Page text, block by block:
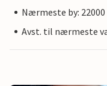
Nærmeste by:
Avst. til nærmeste